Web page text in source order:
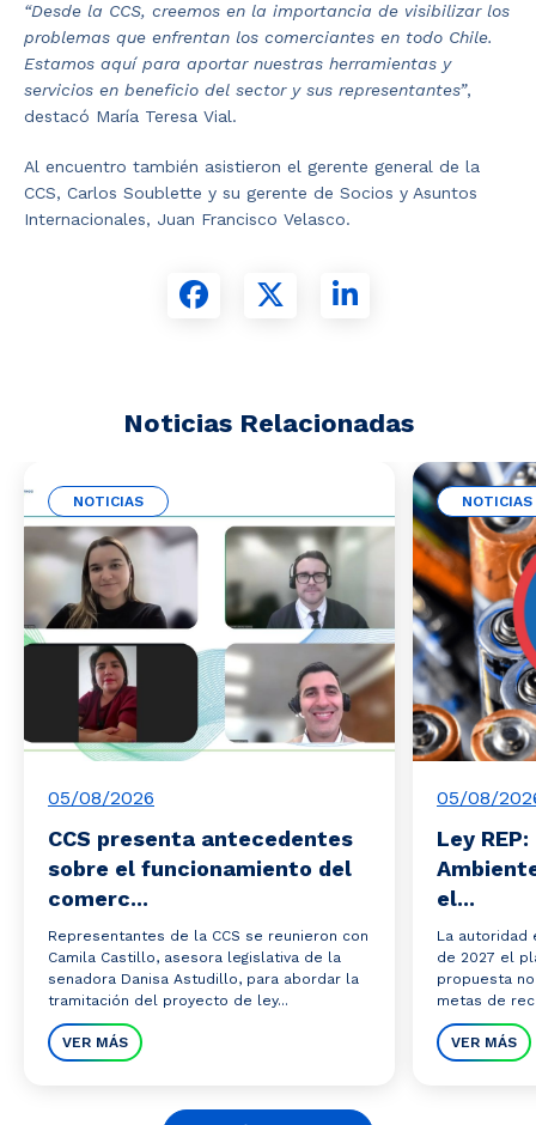
“Desde la CCS, creemos en la importancia de visibilizar los
problemas que enfrentan los comerciantes en todo Chile.
Estamos aquí para aportar nuestras herramientas y
servicios en beneficio del sector y sus representantes”,
destacó María Teresa Vial.
Al encuentro también asistieron el gerente general de la
CCS, Carlos Soublette y su gerente de Socios y Asuntos
Internacionales, Juan Francisco Velasco.
Noticias Relacionadas
NOTICIAS
05/08/2026
CCS presenta antecedentes
sobre el funcionamiento del
comerc...
Representantes de la CCS se reunieron con
Camila Castillo, asesora legislativa de la
senadora Danisa Astudillo, para abordar la
tramitación del proyecto de ley...
VER MÁS
NOTICIAS
05/08/
Ley
el...
La autoridad
de 2027 el
propuesta
metas de
VER MÁS